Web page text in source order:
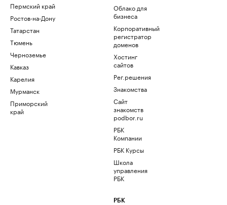
Пермский край
Ростов-на-Дону
Татарстан
Тюмень
Черноземье
Кавказ
Карелия
Мурманск
Приморский
край
Облако для
бизнеса
Корпоративный
регистратор
доменов
Хостинг
сайтов
Рег.решения
Знакомства
Сайт
знакомств
podbor.ru
РБК
Компании
РБК Курсы
Школа
управления
РБК
РБК